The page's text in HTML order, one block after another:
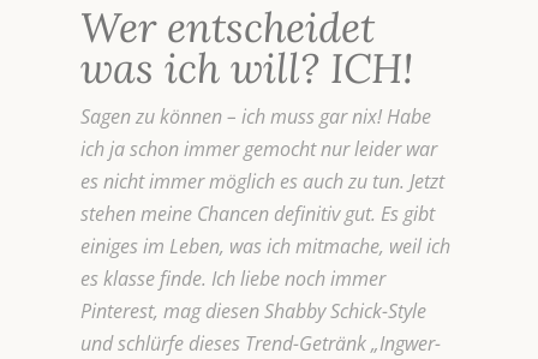
Wer entscheidet
was ich will? ICH!
Sagen zu können – ich muss gar nix! Habe
ich ja schon immer gemocht nur leider war
es nicht immer möglich es auch zu tun. Jetzt
stehen meine Chancen definitiv gut. Es gibt
einiges im Leben, was ich mitmache, weil ich
es klasse finde. Ich liebe noch immer
Pinterest, mag diesen Shabby Schick-Style
und schlürfe dieses Trend-Getränk „Ingwer-